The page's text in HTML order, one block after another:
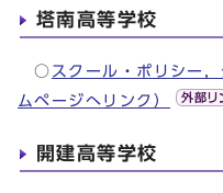
塔南高等学校
○ スクール・ポリシー
ムページへリンク）
開建高等学校